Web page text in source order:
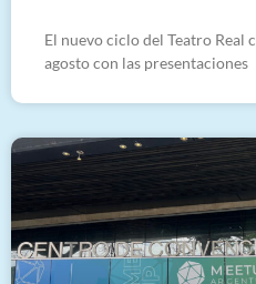
El nuevo ciclo del Teatro Real
agosto con las presentaciones